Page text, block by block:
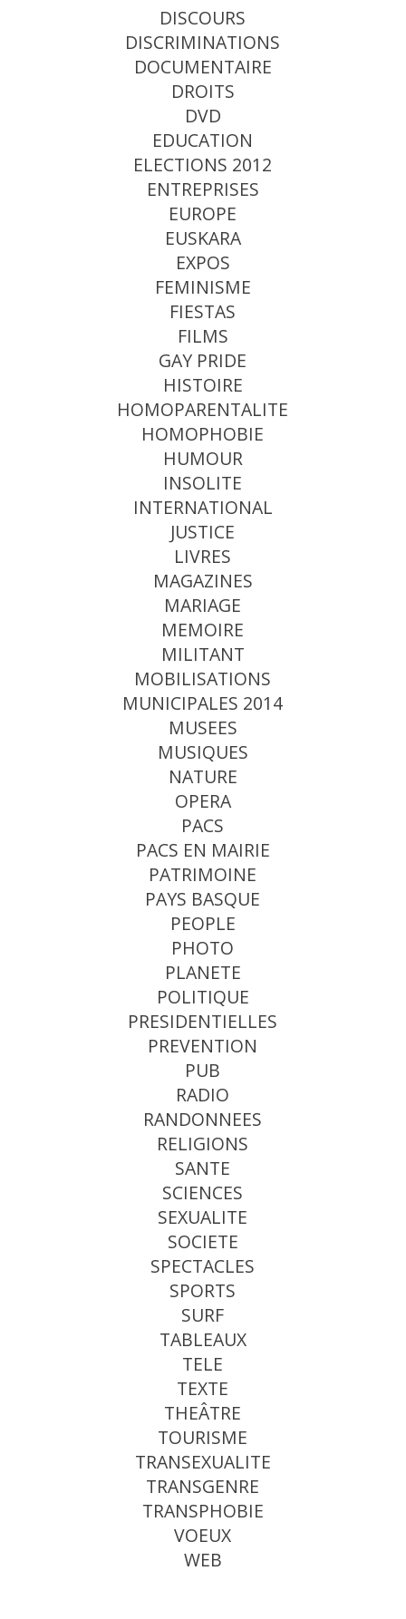
DISCOURS
DISCRIMINATIONS
DOCUMENTAIRE
DROITS
DVD
EDUCATION
ELECTIONS 2012
ENTREPRISES
EUROPE
EUSKARA
EXPOS
FEMINISME
FIESTAS
FILMS
GAY PRIDE
HISTOIRE
HOMOPARENTALITE
HOMOPHOBIE
HUMOUR
INSOLITE
INTERNATIONAL
JUSTICE
LIVRES
MAGAZINES
MARIAGE
MEMOIRE
MILITANT
MOBILISATIONS
MUNICIPALES 2014
MUSEES
MUSIQUES
NATURE
OPERA
PACS
PACS EN MAIRIE
PATRIMOINE
PAYS BASQUE
PEOPLE
PHOTO
PLANETE
POLITIQUE
PRESIDENTIELLES
PREVENTION
PUB
RADIO
RANDONNEES
RELIGIONS
SANTE
SCIENCES
SEXUALITE
SOCIETE
SPECTACLES
SPORTS
SURF
TABLEAUX
TELE
TEXTE
THEÂTRE
TOURISME
TRANSEXUALITE
TRANSGENRE
TRANSPHOBIE
VOEUX
WEB